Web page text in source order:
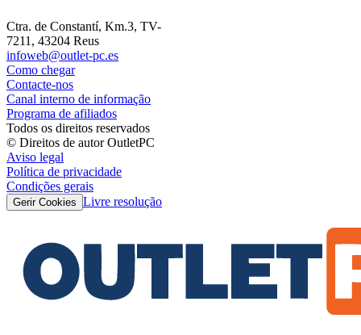
Ctra. de Constantí, Km.3, TV-
7211, 43204 Reus
infoweb@outlet-pc.es
Como chegar
Contacte-nos
Canal interno de informação
Programa de afiliados
Todos os direitos reservados
© Direitos de autor OutletPC
Aviso legal
Política de privacidade
Condições gerais
Gerir Cookies Livre resolução